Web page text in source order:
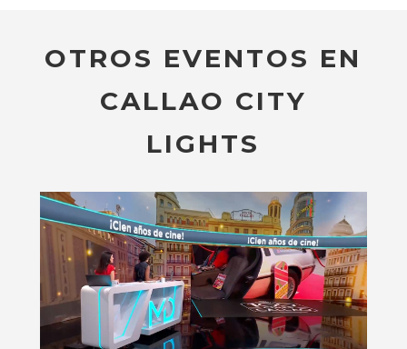
OTROS EVENTOS EN
CALLAO CITY
LIGHTS